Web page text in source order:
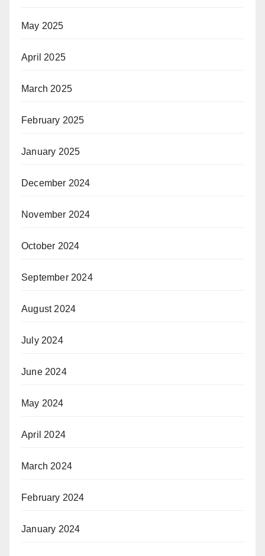
May 2025
April 2025
March 2025
February 2025
January 2025
December 2024
November 2024
October 2024
September 2024
August 2024
July 2024
June 2024
May 2024
April 2024
March 2024
February 2024
January 2024